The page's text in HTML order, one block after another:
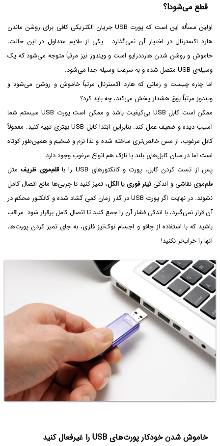
قطع می‌شود!؟
اولین مسأله این است که پورت USB جریان الکتریکی کافی برای روشن ماندن
هارد اکسترنال در اختیار آن نمی‌گذارد. یکی از علایم متداول در این حالت،
خاموش و روشن شدن هارددرایو است و ویندوز نیز مرتباً متوجه می‌شود که یک
وسیله‌ی USB متصل شده و به سرعت وسیله جدا می‌شود.
اما چاره چیست و زمانی که هارد اکسترنال مرتباً خاموش و روشن می‌شود و
ویندوز مرتباً بوق هشدار پخش می‌کند، چه باید کرد؟
ممکن است کابل USB بی‌کیفیت باشد و ممکن است پورت USB سیستم شما
آسیب دیده و ضعیف عمل کند. بنابراین ابتدا کابل USB بهتری تهیه کنید. معمولاً
کابل مرغوب، از مس خالص‌تری ساخته شده و لذا نرم و ضخیم و همین‌طور کوتاه
است اما در میان کابل‌های بلند یا نازک هم انواع مرغوب وجود دارد.
پس از تست کردن کابل، پورت و کانکتورهای USB را با
قلم‌موی ظریفمثل
قلم‌موی نقاشی و اندکیتینر فوری یاالکل، تمیز کنید تا چربی‌ها مانع اتصال کامل
نشوند. در نهایت اگر پورت USB در گذر زمان کمی گشاد شده و کانکتور محکم در
آن قرار نمی‌گیرد، با اندکی فشار آن را جمع کنید تا اتصال کامل برقرار شود. مراقب
باشید که با استفاده از چاقو و اجسام نو‌ک‌تیز فلزی، به جای تمیز کردن پورت‌ها،
آنها را خراب‌تر نکنید!
خاموش شدن خودکار پورت‌های USB را غیرفعال کنید